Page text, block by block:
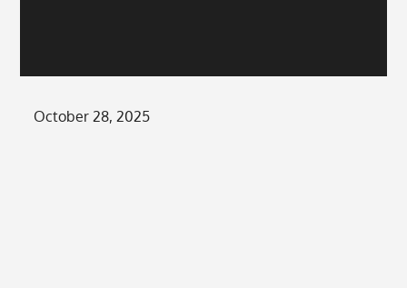
Posted
October 28, 2025